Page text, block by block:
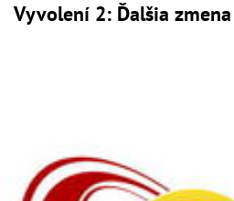
Vyvolení 2: Ďalšia